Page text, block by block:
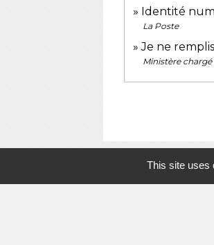
Identité
La Poste
Je ne
Ministère
This site uses